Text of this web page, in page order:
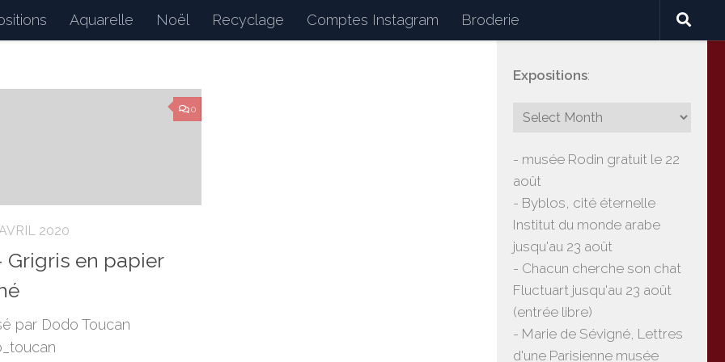
Aquarelle Noël Recyclage Comptes Instagram Broderie
: petits bonheurs du quotidien, dessins, peintures, céramiques, lectures, expositions, voyages
0
2020
Grigris en papier
par Dodo Toucan
Expositions:
- musée Rodin gratuit le 22
août
- Byblos, cité éternelle
Institut du monde arabe
jusqu'au 23 août
- Chacun cherche son chat
Fluctuart jusqu'au 23 août
(entrée libre)
- Marie de Sévigné, Lettres
d'une Parisienne musée